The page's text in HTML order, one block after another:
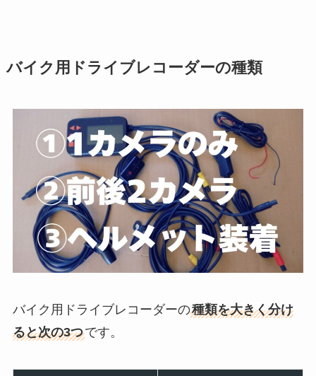
バイク用ドライブレコーダーの種類
バイク用ドライブレコーダーの種類を大きく分け
ると次の3つです。